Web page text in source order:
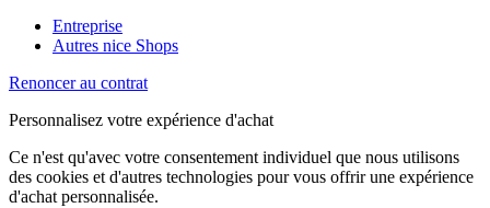
Entreprise
Autres nice Shops
Renoncer au contrat
Personnalisez votre expérience d'achat
Ce n'est qu'avec votre consentement individuel que nous utilisons
des cookies et d'autres technologies pour vous offrir une expérience
d'achat personnalisée.